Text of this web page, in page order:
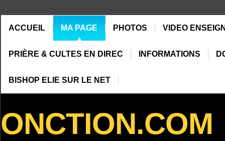
ACCUEIL MA PAGE PHOTOS VIDEO
PRIÈRE & CULTES EN DIREC INFORMATIONS
BISHOP ELIE SUR LE NET
ONCTION.COM